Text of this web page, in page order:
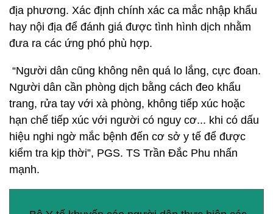
địa phương. Xác định chính xác ca mắc nhập khẩu
hay nội địa để đánh giá được tình hình dịch nhằm
đưa ra các ứng phó phù hợp.
“Người dân cũng không nên quá lo lắng, cực đoan.
Người dân cần phòng dịch bằng cách đeo khẩu
trang, rửa tay với xà phòng, không tiếp xúc hoặc
hạn chế tiếp xúc với người có nguy cơ... khi có dấu
hiệu nghi ngờ mắc bệnh đến cơ sở y tế để được
kiểm tra kịp thời”, PGS. TS Trần Đắc Phu nhấn
mạnh.